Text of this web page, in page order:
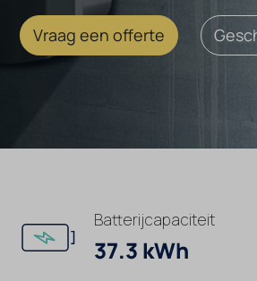
Vraag een offerte
Batterijcapaciteit
37.3 kWh